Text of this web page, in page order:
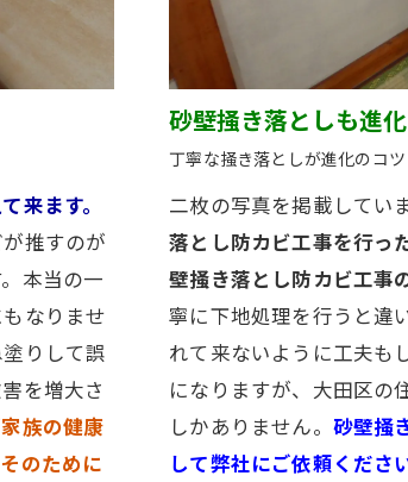
来ます。
推すのが
本当の一
なりませ
りして誤
を増大さ
族の健康
のために
砂壁掻き落としも進
丁寧な掻き落としが進化のコツ
二枚の写真を掲載してい
落とし防カビ工事を行っ
壁掻き落とし防カビ工事
寧に下地処理を行うと違
れて来ないように工夫も
になりますが、大田区の
しかありません。 砂壁掻
して弊社にご依頼くださ